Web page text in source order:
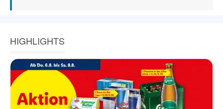
HIGHLIGHTS